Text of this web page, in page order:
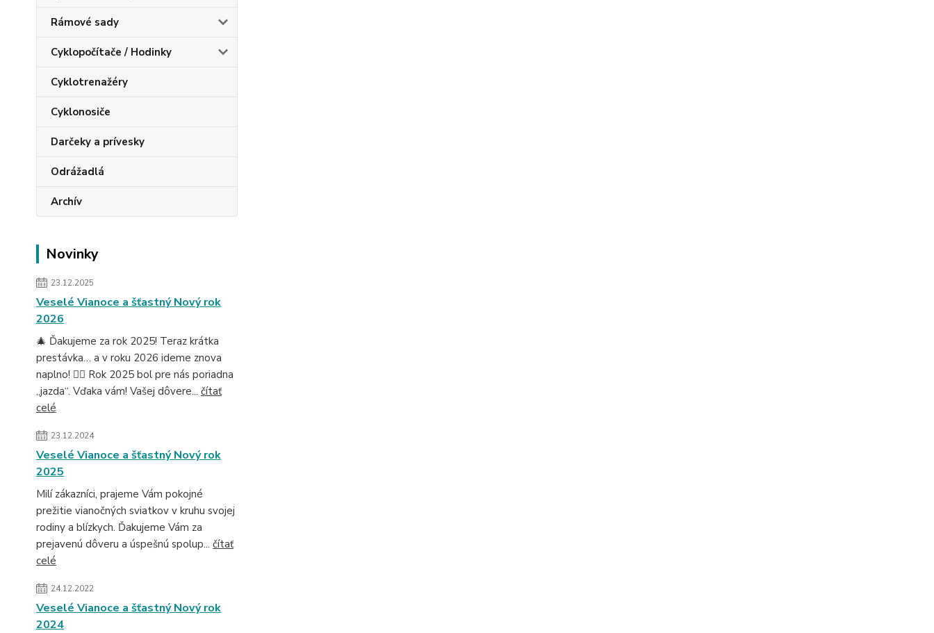
Rámové sady
Cyklopočítače / Hodinky
Cyklotrenažéry
Cyklonosiče
Darčeky a prívesky
Odrážadlá
Archív
Novinky
23.12.2025
Veselé Vianoce a šťastný Nový rok
2026
🎄 Ďakujeme za rok 2025! Teraz krátka
prestávka… a v roku 2026 ideme znova
naplno! 🚴‍♂️ Rok 2025 bol pre nás poriadna
„jazda“. Vďaka vám! Vašej dôvere... čítať
celé
23.12.2024
Veselé Vianoce a šťastný Nový rok
2025
Milí zákazníci, prajeme Vám pokojné
prežitie vianočných sviatkov v kruhu svojej
rodiny a blízkych. Ďakujeme Vám za
prejavenú dôveru a úspešnú spolup... čítať
celé
24.12.2022
Veselé Vianoce a šťastný Nový rok
2024